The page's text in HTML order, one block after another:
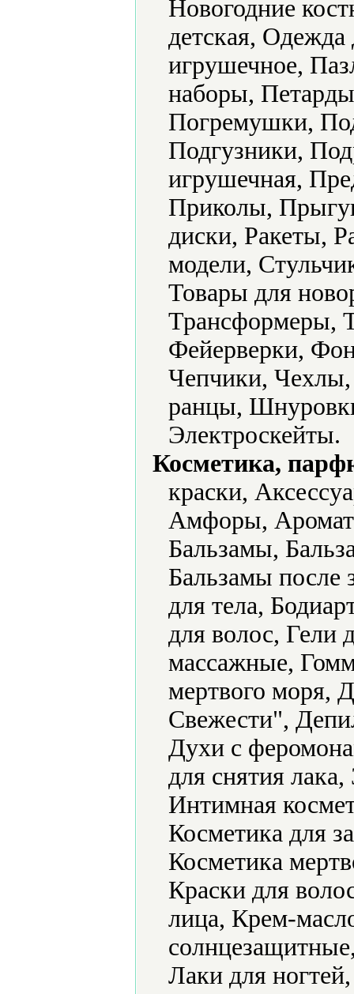
Новогодние
детская,
игрушечное,
наборы,
Погремушки,
Подгузники,
игрушечная,
Приколы,
диски, Ракеты,
модели,
Товары для
Трансформеры,
Фейерверки,
Чепчики,
ранцы,
Электроскейты.
Косметика,
краски,
Амфоры,
Бальзамы,
Бальзамы после
для тела,
для волос, Гели
массажные,
мертвого моря,
Свежести",
Духи с
для снятия
Интимная
Косметика для
Косметика
Краски для
лица, Крем-
Лаки для